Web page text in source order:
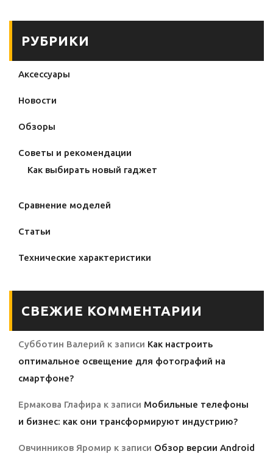
РУБРИКИ
Аксессуары
Новости
Обзоры
Советы и рекомендации
Как выбирать новый гаджет
Сравнение моделей
Статьи
Технические характеристики
СВЕЖИЕ КОММЕНТАРИИ
Субботин Валерий к записи Как настроить
оптимальное освещение для фотографий на
смартфоне?
Ермакова Глафира к записи Мобильные телефоны
и бизнес: как они трансформируют индустрию?
Овчинников Яромир к записи Обзор версии Android